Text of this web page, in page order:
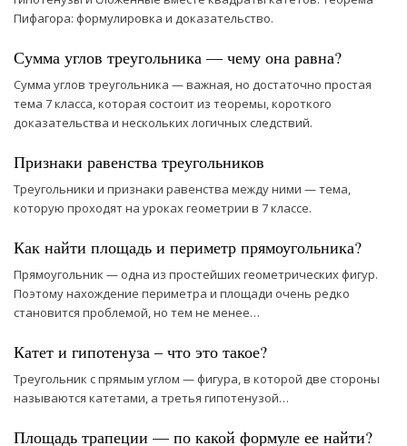
Пифагора: формулировка и доказательство.
Сумма углов треугольника — чему она равна?
Сумма углов треугольника — важная, но достаточно простая
тема 7 класса, которая состоит из теоремы, короткого
доказательства и нескольких логичных следствий.
Признаки равенства треугольников
Треугольники и признаки равенства между ними — тема,
которую проходят на уроках геометрии в 7 классе.
Как найти площадь и периметр прямоугольника?
Прямоугольник — одна из простейших геометрических фигур.
Поэтому нахождение периметра и площади очень редко
становится проблемой, но тем не менее…
Катет и гипотенуза – что это такое?
Треугольник с прямым углом — фигура, в которой две стороны
называются катетами, а третья гипотенузой…
Площадь трапеции — по какой формуле ее найти?